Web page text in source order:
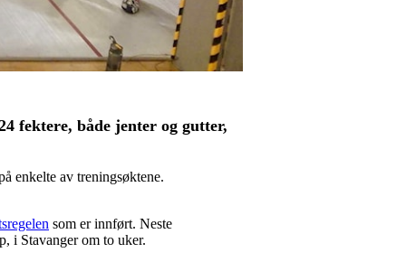
fektere, både jenter og gutter,
enkelte av treningsøktene.
som er innført. Neste
i Stavanger om to uker.